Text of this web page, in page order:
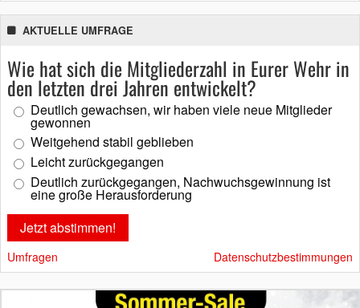
AKTUELLE UMFRAGE
Wie hat sich die Mitgliederzahl in Eurer Wehr in
den letzten drei Jahren entwickelt?
Deutlich gewachsen, wir haben viele neue Mitglieder
gewonnen
Weitgehend stabil geblieben
Leicht zurückgegangen
Deutlich zurückgegangen, Nachwuchsgewinnung ist
eine große Herausforderung
Umfragen Datenschutzbestimmungen